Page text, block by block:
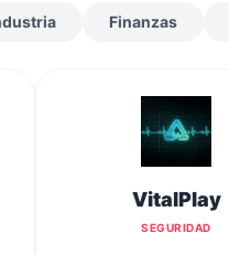
Finanzas
VitalPlay
SEGURIDAD